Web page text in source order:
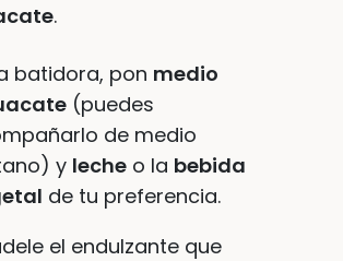
.
batidora, pon medio
(puedes
de medio
y leche o la bebida
de tu preferencia.
el endulzante que